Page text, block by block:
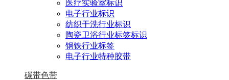
医疗实验室标识
电子行业标识
纺织干洗行业标识
陶瓷卫浴行业标签标识
钢铁行业标签
电子行业特种胶带
碳带色带